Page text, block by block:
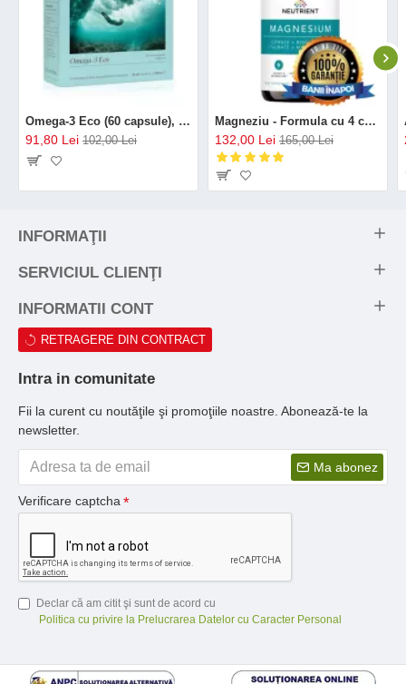
Omega-3 Eco (60 capsule), GAL
91,80 Lei 102,00 Lei
Magneziu - Formula cu 4 chelați (120 capsule), Neutrient
132,00 Lei 165,00 Lei
INFORMAŢII
SERVICIUL CLIENŢI
INFORMATII CONT
RETRAGERE DIN CONTRACT
Intra in comunitate
Fii la curent cu noutăţile şi promoţiile noastre. Abonează-te la
newsletter.
Ma abonez
Verificare captcha
Declar că am citit şi sunt de acord cu
Politica cu privire la Prelucrarea Datelor cu Caracter Personal